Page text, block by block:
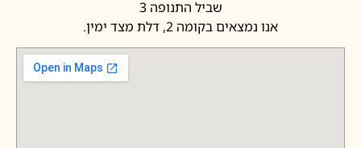
שביל התנופה 3
אנו נמצאים בקומה 2, דלת מצד ימין.